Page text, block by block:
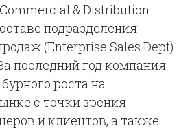
& Distribution
подразделения
(Enterprise Sales Dept)
последний год компания
роста на
с точки зрения
и клиентов, а также